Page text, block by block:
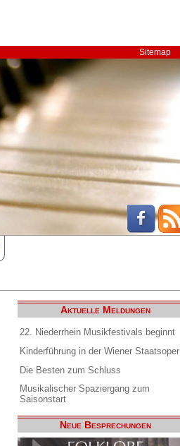
Sitemap
Aktuelle Meldungen
22. Niederrhein Musikfestivals beginnt
Kinderführung in der Wiener Staatsoper
Die Besten zum Schluss
Musikalischer Spaziergang zum
Saisonstart
Neue Besprechungen